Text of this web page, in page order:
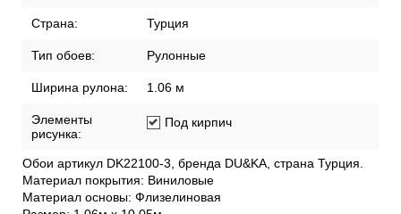
Страна: Турция
Тип обоев: Рулонные
Ширина рулона: 1.06 м
Элементы
рисунка:
Под кирпич
Обои артикул DK22100-3, бренда DU&KA, страна Турция.
Материал покрытия: Виниловые
Материал основы: Флизелиновая